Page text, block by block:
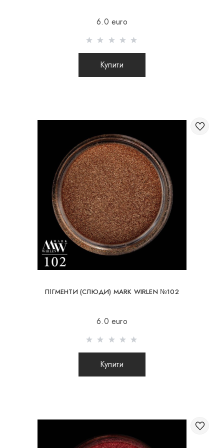
Відправлення здійснюється після 100% передоплати
товару з урахуванням вартості доставки (міжнародні
посилки післяплатою не відправляються)
Під час відправлення замовлення закордон через
перевізника, інтернет магазин не несе
відповідальності за збереження і цілісність
6.0 euro
Купити
ПІГМЕНТИ (СЛЮДИ) MARK WIRLEN №102
6.0 euro
Купити